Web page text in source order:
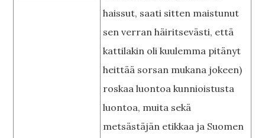
haissut, saati sitten maistunut
sen verran häiritsevästi, että
kattilakin oli kuulemma pitänyt
heittää sorsan mukana jokeen)
roskaa luontoa kunnioistusta
luontoa, muita sekä
metsästäjän etikkaa ja Suomen